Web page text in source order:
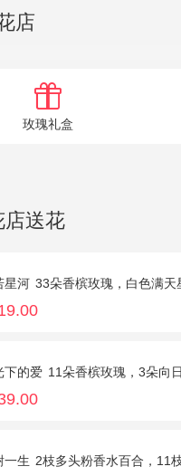
店
玫瑰礼盒
店送花
星河 33朵香槟玫瑰，白色满天
下的爱 11朵香槟玫瑰，3朵向日葵，1个蓝
一生 2枝多头粉香水百合，11枝粉康乃